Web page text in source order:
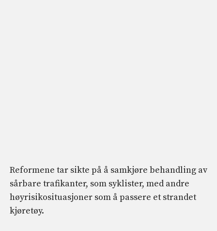
Reformene tar sikte på å samkjøre behandling av
sårbare trafikanter, som syklister, med andre
høyrisikosituasjoner som å passere et strandet
kjøretøy.